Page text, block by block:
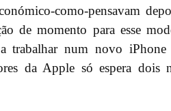
como-pensavam
de momento para esse
trabalhar num novo
da Apple só espera dois